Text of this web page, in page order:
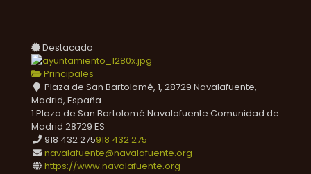
Destacado
Principales
Plaza de San Bartolomé, 1, 28729 Navalafuente,
Madrid, España
1 Plaza de San Bartolomé Navalafuente Comunidad de
Madrid 28729 ES
918 432 275918 432 275
navalafuente@navalafuente.org
https://www.navalafuente.org